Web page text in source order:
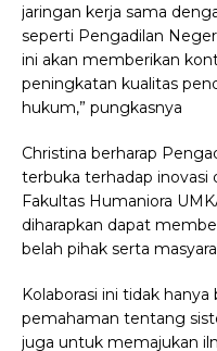
jaringan kerja sama
seperti Pengadilan
ini akan memberikan
peningkatan kualitas
hukum,” pungkasnya
Christina berharap
terbuka terhadap inovasi
Fakultas Humaniora
diharapkan dapat
belah pihak serta
Kolaborasi ini tidak
pemahaman tentang
juga untuk memajukan